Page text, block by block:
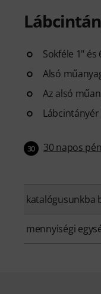
Sokféle 1"
Alsó
Az alsó
30 30 napos
katalógusunkba
mennyiségi